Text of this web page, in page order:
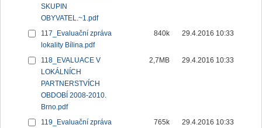
SKUPIN
OBYVATEL.~1.pdf
117_Evaluační zpráva
lokality Bílina.pdf
840k 29.4.2016 10:33
118_EVALUACE V
LOKÁLNÍCH
PARTNERSTVÍCH
OBDOBÍ 2008-2010.
Brno.pdf
2,7MB 29.4.2016 10:33
119_Evaluační zpráva
765k 29.4.2016 10:33